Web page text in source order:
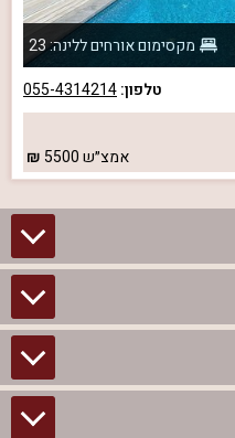
מקסימום אורחים ללינה: 23
טלפון:055-4314214
אמצ״ש5500